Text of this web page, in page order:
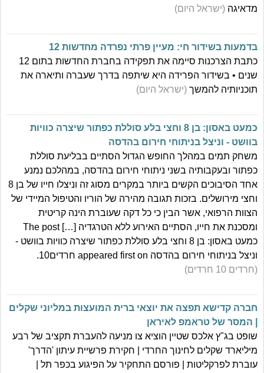
מדאיגה (ישראל היום)
בדמעות בשידור חי: מעיין פרתי נפרדה מחדשות 12
כתבת הצרכנות סיימה את תפקידה בחברת החדשות בתום 12
שנים • בשידור הפרידה היא שיתפה בדרך שעברה ותיארה את
תוכניותיה להמשך (ישראל היום)
כמעט באסון: בן 8 וחצי בלע סוללת כפתור שיצרה כוויות
בוושט - וניצל בניתוחי חירום בהדסה
משחק תמים במהלך החופש הגדול הסתיים בבליעת סוללת
כפתור ובעקבותיה בשני ניתוחי חירום בהדסה, במהלכם נמנע
אחד הסיבוכים הקשים ביותר במקרים מסוג זה וניצלו חייו של בן 8
וחצי מירושלים. בזכות תגובה מהירה של הוריו והטיפול המיידי של
הצוות הרפואי, אשר הבין כי כל דקה שעוברת הינה קריטית
ומסכנת את חייו, הסתיים האירוע ללא הטרגדיה […] The post
כמעט באסון: בן 8 וחצי בלע סוללת כפתור שיצרה כוויות בוושט -
וניצל בניתוחי חירום בהדסה appeared first on חרדים10.
(חרדים 10 חרדים)
חברה קדישא תפצה את יוצאי ברית המועצות במליוני שקלים
| המסר של טראמפ לאיראן
שופט בג"ץ אלכס שטיין הוציא צו מניעה להעברת תקציב של רבע
מיליארד שקלים לחינוך החרדי | חקירת פרשיית עיתון 'הדרך'
עוברת לפרקליטות | פורסם התחקיר על הפיגוע בכפר תל |